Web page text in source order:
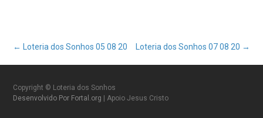
Post
navigation
← Loteria dos Sonhos 05 08 20 Loteria dos Sonhos 07 08 20 →
Copyright © Loteria dos Sonhos
Desenvolvido Por Fortal.org
| Apoio Jesus Cristo